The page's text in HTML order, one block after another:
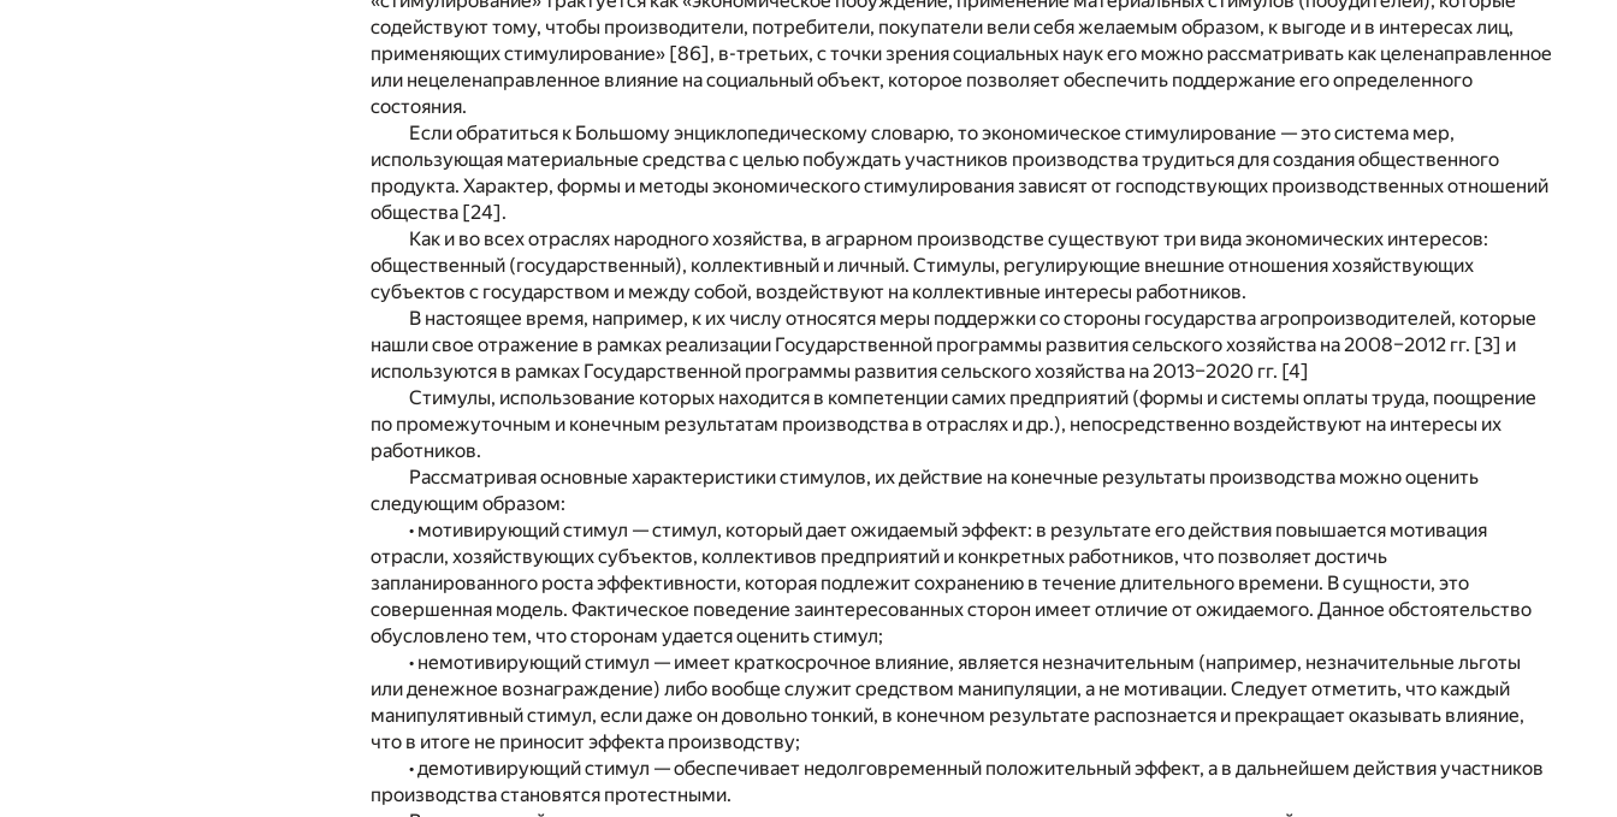
содействуют тому, чтобы производители, потребители, покупатели вели себя желаемым образом, к выгоде и в интересах лиц,
применяющих стимулирование» [86], в-третьих, с точки зрения социальных наук его можно рассматривать как целенаправленное
или нецеленаправленное влияние на социальный объект, которое позволяет обеспечить поддержание его определенного
состояния.
Если обратиться к Большому энциклопедическому словарю, то экономическое стимулирование — это система мер,
использующая материальные средства с целью побуждать участников производства трудиться для создания общественного
продукта. Характер, формы и методы экономического стимулирования зависят от господствующих производственных отношений
общества [24].
Как и во всех отраслях народного хозяйства, в аграрном производстве существуют три вида экономических интересов:
общественный (государственный), коллективный и личный. Стимулы, регулирующие внешние отношения хозяйствующих
субъектов с государством и между собой, воздействуют на коллективные интересы работников.
В настоящее время, например, к их числу относятся меры поддержки со стороны государства агропроизводителей, которые
нашли свое отражение в рамках реализации Государственной программы развития сельского хозяйства на 2008–2012 гг. [3] и
используются в рамках Государственной программы развития сельского хозяйства на 2013–2020 гг. [4]
Стимулы, использование которых находится в компетенции самих предприятий (формы и системы оплаты труда, поощрение
по промежуточным и конечным результатам производства в отраслях и др.), непосредственно воздействуют на интересы их
работников.
Рассматривая основные характеристики стимулов, их действие на конечные результаты производства можно оценить
следующим образом:
• мотивирующий стимул — стимул, который дает ожидаемый эффект: в результате его действия повышается мотивация
отрасли, хозяйствующих субъектов, коллективов предприятий и конкретных работников, что позволяет достичь
запланированного роста эффективности, которая подлежит сохранению в течение длительного времени. В сущности, это
совершенная модель. Фактическое поведение заинтересованных сторон имеет отличие от ожидаемого. Данное обстоятельство
обусловлено тем, что сторонам удается оценить стимул;
• немотивирующий стимул — имеет краткосрочное влияние, является незначительным (например, незначительные льготы
или денежное вознаграждение) либо вообще служит средством манипуляции, а не мотивации. Следует отметить, что каждый
манипулятивный стимул, если даже он довольно тонкий, в конечном результате распознается и прекращает оказывать влияние,
что в итоге не приносит эффекта производству;
• демотивирующий стимул — обеспечивает недолговременный положительный эффект, а в дальнейшем действия участников
производства становятся протестными.